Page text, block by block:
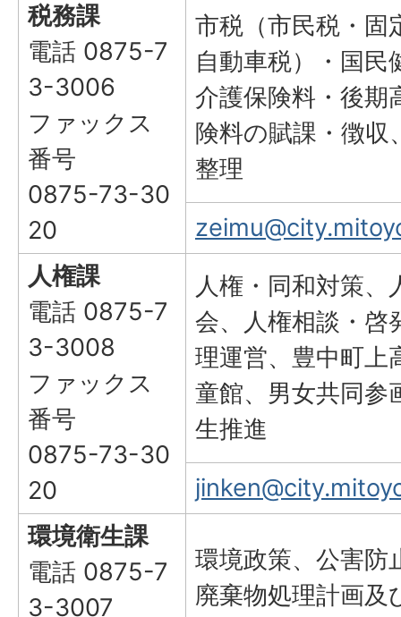
税務課
電話 0875-7
3-3006
ファックス
番号
0875-73-30
20
市税（市民税・固
自動車税）・国民
介護保険料・後期
険料の賦課・徴収
整理
人権課
電話 0875-7
3-3008
ファックス
番号
0875-73-30
20
人権・同和対策、
会、人権相談・啓
理運営、豊中町上
童館、男女共同参
生推進
環境衛生課
電話 0875-7
3-3007
環境政策、公害防
廃棄物処理計画及